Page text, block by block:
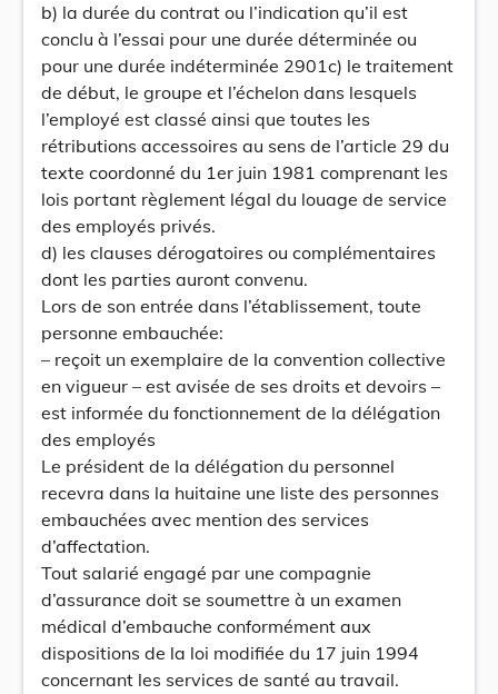
b) la durée du contrat ou l’indication qu’il est
conclu à l’essai pour une durée déterminée ou
pour une durée indéterminée 2901c) le traitement
de début, le groupe et l’échelon dans lesquels
l’employé est classé ainsi que toutes les
rétributions accessoires au sens de l’article 29 du
texte coordonné du 1er juin 1981 comprenant les
lois portant règlement légal du louage de service
des employés privés.
d) les clauses dérogatoires ou complémentaires
dont les parties auront convenu.
Lors de son entrée dans l’établissement, toute
personne embauchée:
– reçoit un exemplaire de la convention collective
en vigueur – est avisée de ses droits et devoirs –
est informée du fonctionnement de la délégation
des employés
Le président de la délégation du personnel
recevra dans la huitaine une liste des personnes
embauchées avec mention des services
d’affectation.
Tout salarié engagé par une compagnie
d’assurance doit se soumettre à un examen
médical d’embauche conformément aux
dispositions de la loi modifiée du 17 juin 1994
concernant les services de santé au travail.